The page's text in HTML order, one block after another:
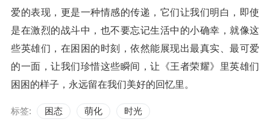
爱的表现，更是一种情感的传递，它们让我们明白，即使
是在激烈的战斗中，也不要忘记生活中的小确幸，就像这
些英雄们，在困困的时刻，依然能展现出最真实、最可爱
的一面，让我们珍惜这些瞬间，让《王者荣耀》里英雄们
困困的样子，永远留在我们美好的回忆里。
标签: 困态 萌化 时光